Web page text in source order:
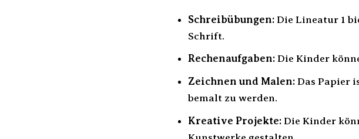
Schreibübungen:Die Lineatur 1
Schrift.
Rechenaufgaben:Die Kinder
Zeichnen und Malen:Das Papier
bemalt zu werden.
Kreative Projekte:Die Kinder